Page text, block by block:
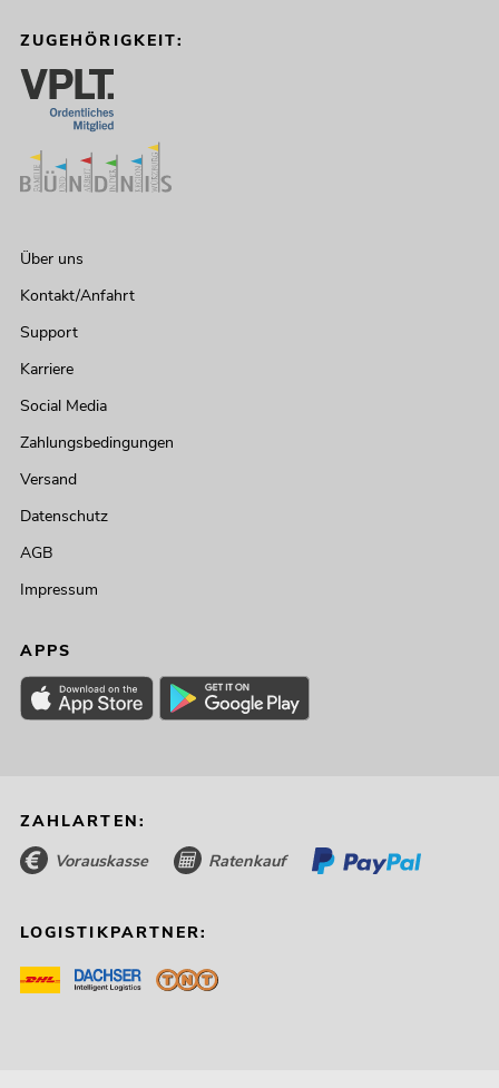
ZUGEHÖRIGKEIT:
Über uns
Kontakt/Anfahrt
Support
Karriere
Social Media
Zahlungsbedingungen
Versand
Datenschutz
AGB
Impressum
APPS
ZAHLARTEN:
Vorauskasse Ratenkauf
LOGISTIKPARTNER: